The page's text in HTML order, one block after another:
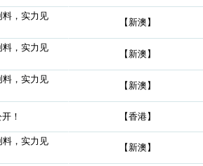
，实力见
【新澳】
，实力见
【新澳】
，实力见
【新澳】
！ 【香港】
，实力见
【新澳】